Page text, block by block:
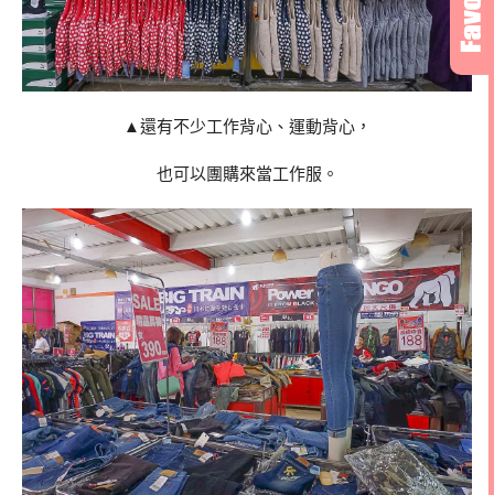
▲還有不少工作背心、運動背心，
也可以團購來當工作服。